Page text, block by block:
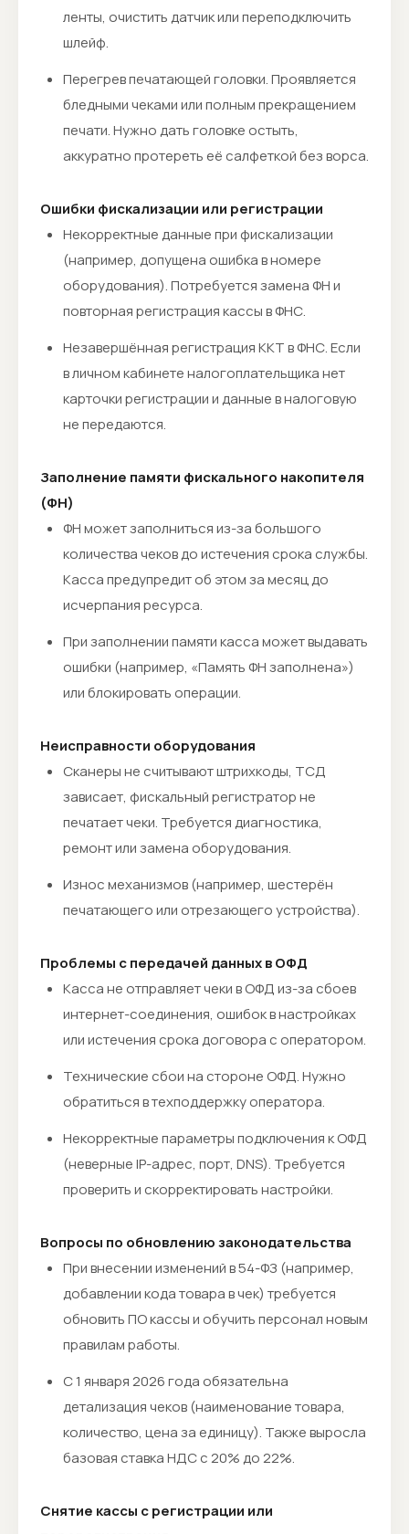
ленты, очистить датчик или переподключить
шлейф.
Перегрев печатающей головки. Проявляется
бледными чеками или полным прекращением
печати. Нужно дать головке остыть,
аккуратно протереть её салфеткой без ворса.
Ошибки фискализации или регистрации
Некорректные данные при фискализации
(например, допущена ошибка в номере
оборудования). Потребуется замена ФН и
повторная регистрация кассы в ФНС.
Незавершённая регистрация ККТ в ФНС. Если
в личном кабинете налогоплательщика нет
карточки регистрации и данные в налоговую
не передаются.
Заполнение памяти фискального накопителя
(ФН)
ФН может заполниться из-за большого
количества чеков до истечения срока службы.
Касса предупредит об этом за месяц до
исчерпания ресурса.
При заполнении памяти касса может выдавать
ошибки (например, «Память ФН заполнена»)
или блокировать операции.
Неисправности оборудования
Сканеры не считывают штрихкоды, ТСД
зависает, фискальный регистратор не
печатает чеки. Требуется диагностика,
ремонт или замена оборудования.
Износ механизмов (например, шестерён
печатающего или отрезающего устройства).
Проблемы с передачей данных в ОФД
Касса не отправляет чеки в ОФД из-за сбоев
интернет-соединения, ошибок в настройках
или истечения срока договора с оператором.
Технические сбои на стороне ОФД. Нужно
обратиться в техподдержку оператора.
Некорректные параметры подключения к ОФД
(неверные IP-адрес, порт, DNS). Требуется
проверить и скорректировать настройки.
Вопросы по обновлению законодательства
При внесении изменений в 54-ФЗ (например,
добавлении кода товара в чек) требуется
обновить ПО кассы и обучить персонал новым
правилам работы.
С 1 января 2026 года обязательна
детализация чеков (наименование товара,
количество, цена за единицу). Также выросла
базовая ставка НДС с 20% до 22%.
Снятие кассы с регистрации или